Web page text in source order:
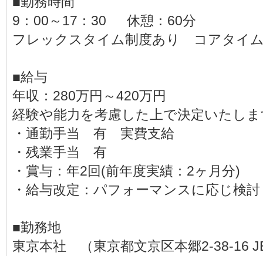
9：00～17：30 休憩：60分
フレックスタイム制度あり コアタイ
■給与
年収：280万円～420万円
経験や能力を考慮した上で決定いたし
・通勤手当 有 実費支給
・残業手当 有
・賞与：年2回(前年度実績：2ヶ月分)
・給与改定：パフォーマンスに応じ検討
■勤務地
東京本社 （東京都文京区本郷2-38-16